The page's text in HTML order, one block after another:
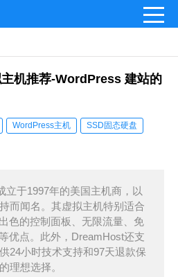
机推荐-WordPress 建站的
WordPress主机 SSD固态硬盘
立于1997年的美国主机商，以
而闻名。其虚拟主机特别适合
色的控制面板、无限流量、免
优点。此外，DreamHost还支
24小时技术支持和97天退款保
理想选择。